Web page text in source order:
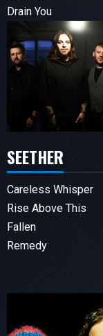
Drain You
SEETHER
Careless Whisper
Rise Above This
Fallen
Remedy